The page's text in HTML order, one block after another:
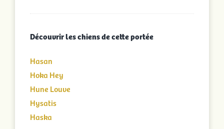
La meute
Portées en cours
Portées archivées
Découvrir les chiens de cette portée
Hasan
Hoka Hey
Hune Louve
Hysatis
Haska